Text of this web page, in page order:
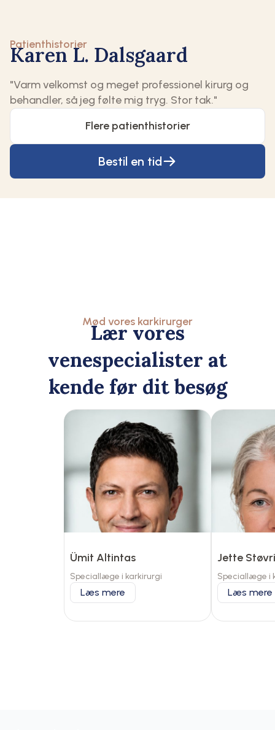
Patienthistorier
Karen L. Dalsgaard
"Varm velkomst og meget professionel kirurg og
behandler, så jeg følte mig tryg. Stor tak."
Flere patienthistorier
Bestil en tid
Mød vores karkirurger
Lær vores
venespecialister at
kende før dit besøg
Ümit Altintas
Speciallæge i karkirurgi
Læs mere
Jette
Speciallæge i
Læs mere